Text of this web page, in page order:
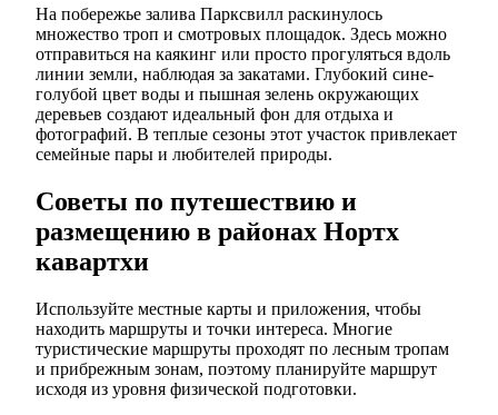
На побережье залива Парксвилл раскинулось
множество троп и смотровых площадок. Здесь можно
отправиться на каякинг или просто прогуляться вдоль
линии земли, наблюдая за закатами. Глубокий сине-
голубой цвет воды и пышная зелень окружающих
деревьев создают идеальный фон для отдыха и
фотографий. В теплые сезоны этот участок привлекает
семейные пары и любителей природы.
Советы по путешествию и
размещению в районах Нортх
кавартхи
Используйте местные карты и приложения, чтобы
находить маршруты и точки интереса. Многие
туристические маршруты проходят по лесным тропам
и прибрежным зонам, поэтому планируйте маршрут
исходя из уровня физической подготовки.